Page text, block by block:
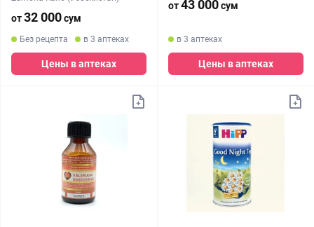
от32 000сум
Без рецепта в 3 аптеках
Цены в аптеках
от43 000сум
в 3 аптеках
Цены в аптеках